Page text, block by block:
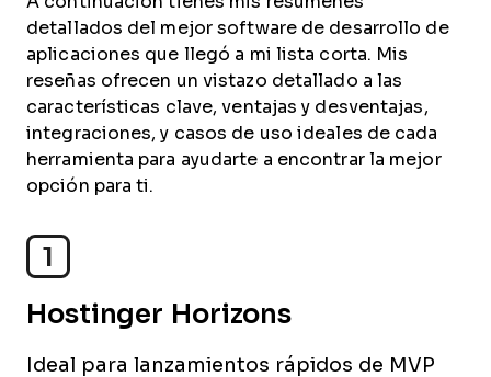
detallados del mejor software de desarrollo de
aplicaciones que llegó a mi lista corta. Mis
reseñas ofrecen un vistazo detallado a las
características clave, ventajas y desventajas,
integraciones, y casos de uso ideales de cada
herramienta para ayudarte a encontrar la mejor
opción para ti.
1
Hostinger Horizons
Ideal para lanzamientos rápidos de MVP